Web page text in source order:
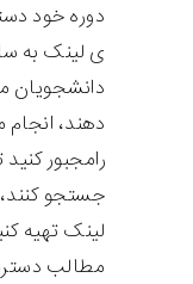
دوره خود
ی لینک به
دانشجویان
دهند،
رامجبور
جستجو
لینک تهیه
مطالب